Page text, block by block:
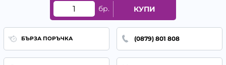
бр. КУПИ
БЪРЗА ПОРЪЧКА (0879) 801 808